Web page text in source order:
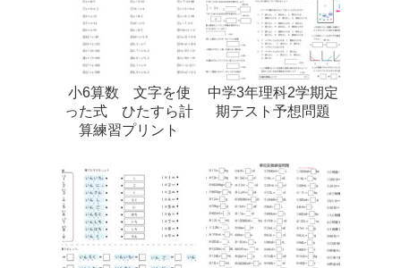
小6算数 文字を使
った式 ひたすら計
算練習プリント
中学3年理科2学期定
期テスト予想問題